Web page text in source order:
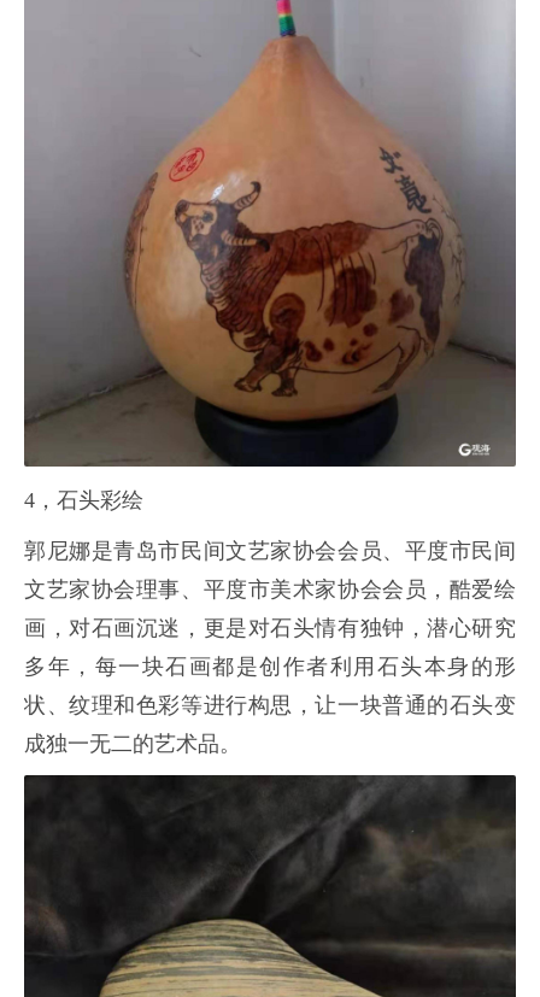
4，石头彩绘
郭尼娜是青岛市民间文艺家协会会员、平度市民间
文艺家协会理事、平度市美术家协会会员，酷爱绘
画，对石画沉迷，更是对石头情有独钟，潜心研究
多年，每一块石画都是创作者利用石头本身的形
状、纹理和色彩等进行构思，让一块普通的石头变
成独一无二的艺术品。